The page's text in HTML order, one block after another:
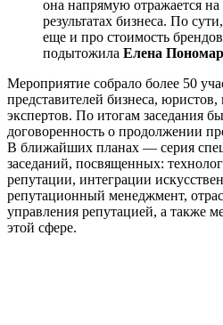
она напрямую отражается
результатах бизнеса. По
еще и про стоимость
подытожила Елена
Мероприятие собрало более 50
представителей бизнеса,
экспертов. По итогам заседания
договоренность о продолжении
В ближайших планах — серия
заседаний, посвященных:
репутации, интеграции
репутационный менеджмент,
управления репутацией, а также
этой сфере.